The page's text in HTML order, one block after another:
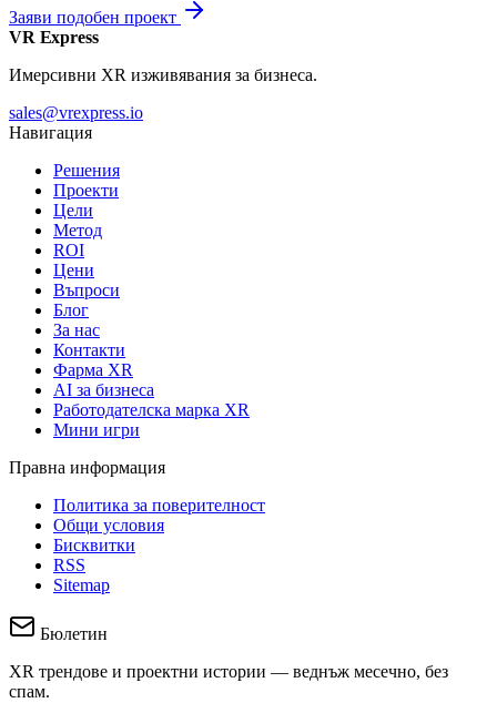
Заяви подобен проект
VR Express
Имерсивни XR изживявания за бизнеса.
sales@vrexpress.io
Навигация
Решения
Проекти
Цели
Метод
ROI
Цени
Въпроси
Блог
За нас
Контакти
Фарма XR
AI за бизнеса
Работодателска марка XR
Мини игри
Правна информация
Политика за поверителност
Общи условия
Бисквитки
RSS
Sitemap
Бюлетин
XR трендове и проектни истории — веднъж месечно, без
спам.